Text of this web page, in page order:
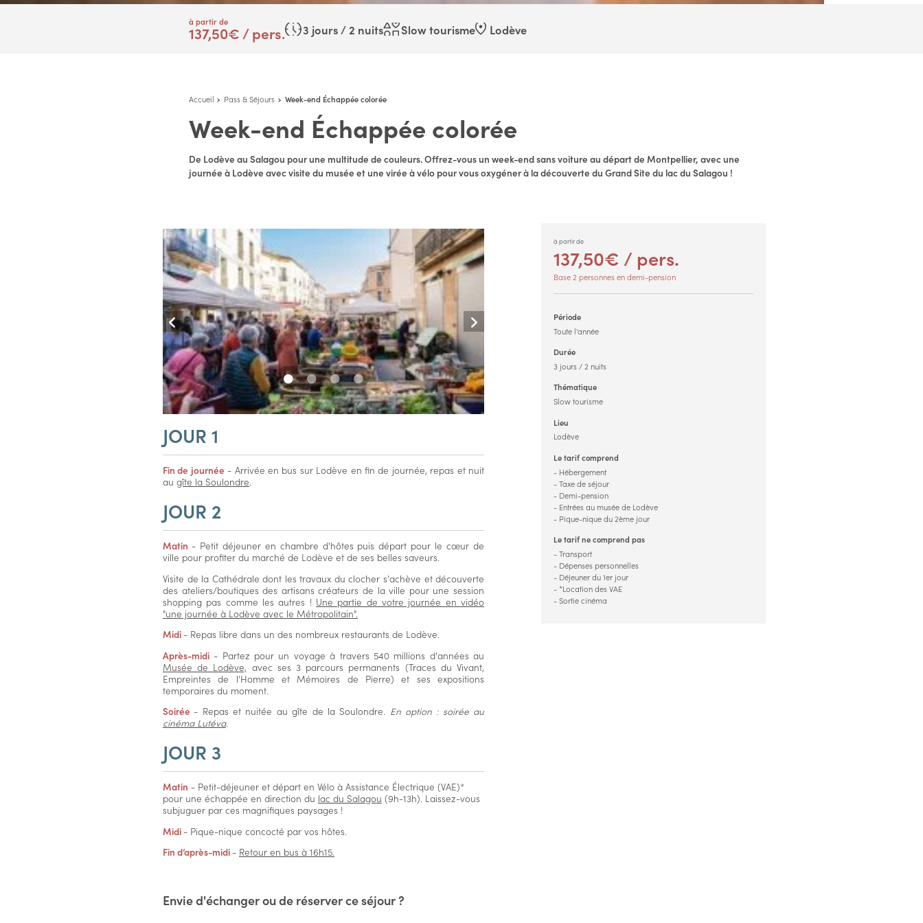
à partir de
137,50€ / pers. 3 jours / 2 nuits Slow tourisme Lodève
Accueil Pass & Séjours Week-end Échappée colorée
Week-end Échappée colorée
De Lodève au Salagou pour une multitude de couleurs. Offrez-vous un week-end sans voiture au départ de Montpellier, avec une
journée à Lodève avec visite du musée et une virée à vélo pour vous oxygéner à la découverte du Grand Site du lac du Salagou !
JOUR 1
Fin de journée - Arrivée en bus sur Lodève en fin de journée, repas et nuit
au gîte la Soulondre.
JOUR 2
Matin - Petit déjeuner en chambre d'hôtes puis départ pour le cœur de
ville pour profiter du marché de Lodève et de ses belles saveurs.
Visite de la Cathédrale dont les travaux du clocher s'achève et découverte
des ateliers/boutiques des artisans créateurs de la ville pour une session
shopping pas comme les autres ! Une partie de votre journée en vidéo
"une journée à Lodève avec le Métropolitain".
Midi - Repas libre dans un des nombreux restaurants de Lodève.
Après-midi- Partez pour un voyage à travers 540 millions d'années au
Musée de Lodève, avec ses 3 parcours permanents (Traces du Vivant,
Empreintes de l'Homme et Mémoires de Pierre) et ses expositions
temporaires du moment.
Soirée - Repas et nuitée au gîte de la Soulondre. En option : soirée au
cinéma Lutéva.
JOUR 3
Matin - Petit-déjeuner et départ en Vélo à Assistance Électrique (VAE)*
pour une échappée en direction du lac du Salagou (9h-13h). Laissez-vous
subjuguer par ces magnifiques paysages !
Midi - Pique-nique concocté par vos hôtes.
Fin d’après-midi - Retour en bus à 16h15.
Envie d'échanger ou de réserver ce séjour ?
à partir de
137,50€ / pers.
Base 2 personnes en demi-pension
Période
Toute l'année
Durée
3 jours / 2 nuits
Thématique
Slow tourisme
Lieu
Lodève
Le tarif comprend
- Hébergement
- Taxe de séjour
- Demi-pension
- Entrées au musée de Lodève
- Pique-nique du 2ème jour
Le tarif ne comprend pas
- Transport
- Dépenses personnelles
- Déjeuner du 1er jour
- *Location des VAE
- Sortie cinéma